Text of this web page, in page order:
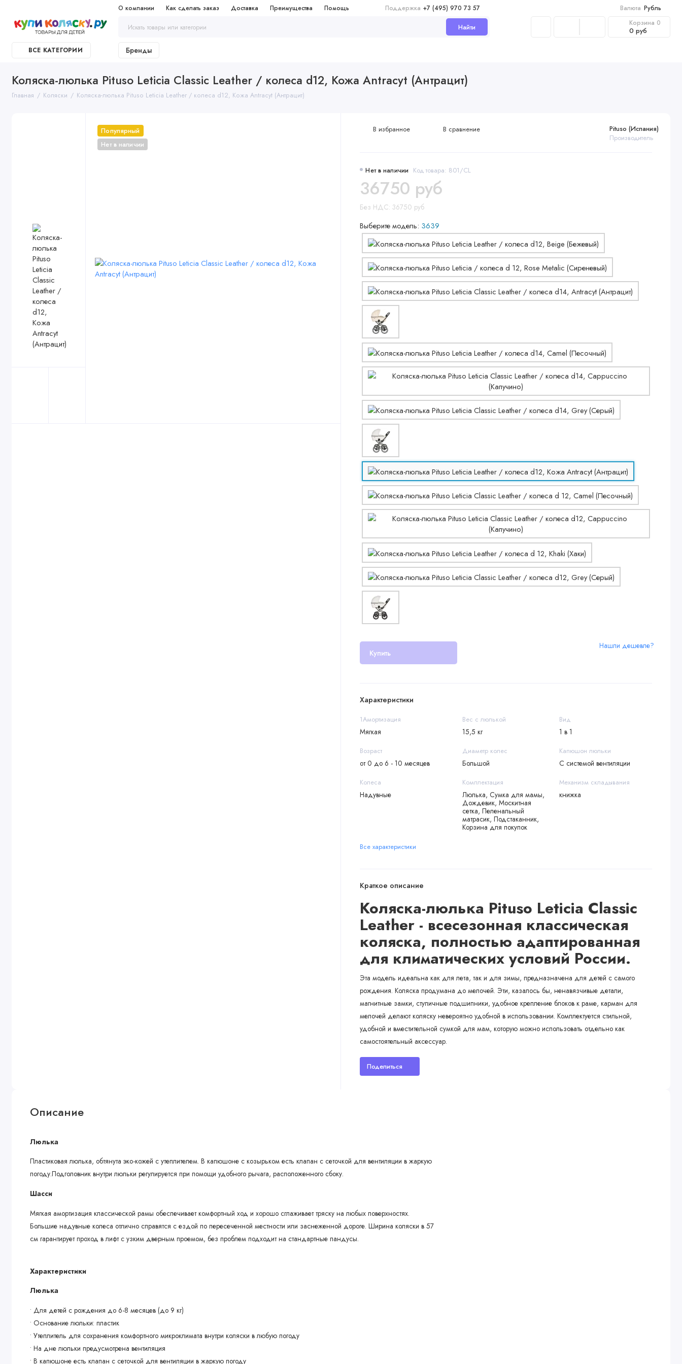
О компании Как сделать заказ Доставка Преимущества Помощь Поддержка +7 (495) 970 73 57 Валюта Рубль
Найти Корзина 0
0 руб
ВСЕ КАТЕГОРИИ Бренды
Коляска-люлька Pituso Leticia Classic Leather / колеса d12, Кожа Antracyt (Антрацит)
Главная Коляски Коляска-люлька Pituso Leticia Leather / колеса d12, Кожа Antracyt (Антрацит)
Популярный
Нет в наличии
Нет в наличии Код товара: 801/CL
Pituso (Испания)
Производитель
36750 руб
Без НДС: 36750 руб
Выберите модель: 3639
Купить
Нашли дешевле?
В избранное В сравнение
Характеристики
1Амортизация
Мягкая
Вес с люлькой
15,5 кг
Вид
1 в 1
Возраст
от 0 до 6 - 10 месяцев
Диаметр колес
Большой
Капюшон люльки
С системой вентиляции
Колеса
Надувные
Комплектация
Люлька, Сумка для мамы,
Дождевик, Москитная
сетка, Пеленальный
матрасик, Подстаканник,
Корзина для покупок
Механизм складывания
книжка
Все характеристики
Краткое описание
Коляска-люлька Pituso Leticia Classic
Leather - всесезонная классическая
коляска, полностью адаптированная
для климатических условий России.
Эта модель идеальна как для лета, так и для зимы, предназначена для детей с самого
рождения. Коляска продумана до мелочей. Эти, казалось бы, ненавязчивые детали,
магнитные замки, ступичные подшипники, удобное крепление блоков к раме, карман для
мелочей делают коляску невероятно удобной в использовании. Комплектуется стильной,
удобной и вместительной сумкой для мам, которую можно использовать отдельно как
самостоятельный аксессуар.
Поделиться
Описание
Люлька
Пластиковая люлька, обтянута эко-кожей с утеплителем. В капюшоне с козырьком есть клапан с сеточкой для вентиляции в жаркую
погоду.Подголовник внутри люльки регулируется при помощи удобного рычага, расположенного сбоку.
Шасси
Мягкая амортизация классической рамы обеспечивает комфортный ход и хорошо сглаживает тряску на любых поверхностях.
Большие надувные колеса отлично справятся с ездой по пересеченной местности или заснеженной дороге. Ширина коляски в 57
см гарантирует проход в лифт с узким дверным проемом, без проблем подходит на стандартные пандусы.
Характеристики
Люлька
• Для детей с рождения до 6-8 месяцев (до 9 кг)
• Основание люльки: пластик
• Утеплитель для сохранения комфортного микроклимата внутри коляски в любую погоду
• На дне люльки предусмотрена вентиляция
• В капюшоне есть клапан с сеточкой для вентиляции в жаркую погоду